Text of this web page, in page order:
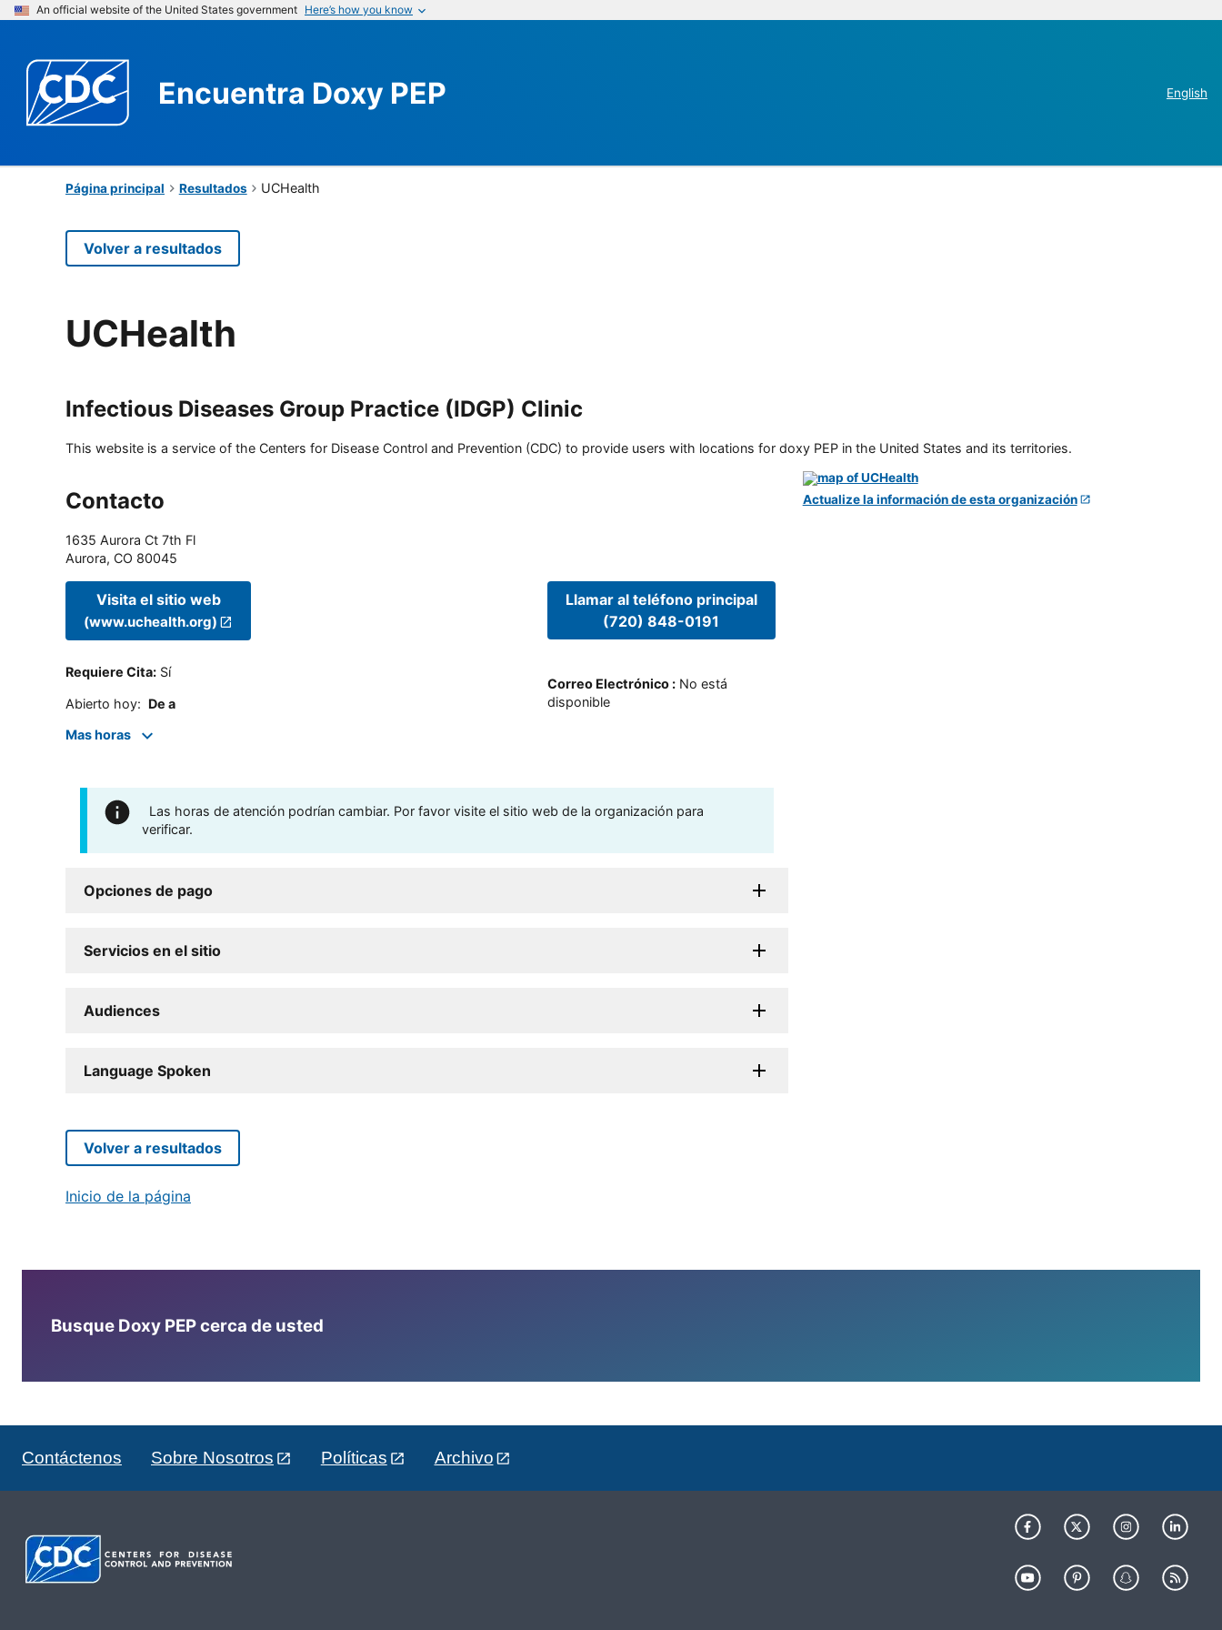
An official website of the United States government Here’s how you know
Encuentra Doxy PEP English
Página principal Resultados UCHealth
Volver a resultados
UCHealth
Infectious Diseases Group Practice (IDGP) Clinic
This website is a service of the Centers for Disease Control and Prevention (CDC) to provide users with locations for doxy PEP in the United States and its territories.
Contacto
1635 Aurora Ct 7th Fl
Aurora, CO 80045
Visita el sitio web
(www.uchealth.org)
Requiere Cita: Sí
Abierto hoy: De a
Mas horas
Llamar al teléfono principal
(720) 848-0191
Correo Electrónico: No está
disponible
Las horas de atención podrían cambiar. Por favor visite el sitio web de la organización para
verificar.
Opciones de pago
Servicios en el sitio
Audiences
Language Spoken
Actualize la información de esta organización
Volver a resultados
Inicio de la página
Busque Doxy PEP cerca de usted
Contáctenos Sobre Nosotros Políticas Archivo